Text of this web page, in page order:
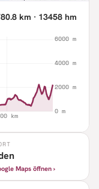
km · 13458 hm
Maps öffnen ›